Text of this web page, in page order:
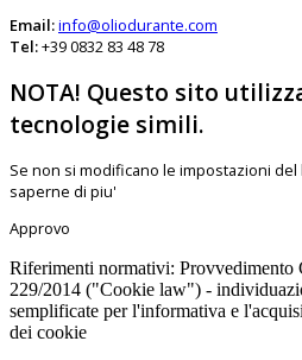
Email:info@oliodurante.com
Tel:+39 0832 83 48 78
NOTA! Questo sito
tecnologie simili.
Se non si modificano le impostazioni
saperne di piu'
Approvo
Riferimenti normativi: Provvedimento
229/2014 ("Cookie law") -
semplificate per l'informativa e
dei cookie